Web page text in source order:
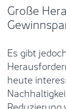
Große
Es gibt
heute